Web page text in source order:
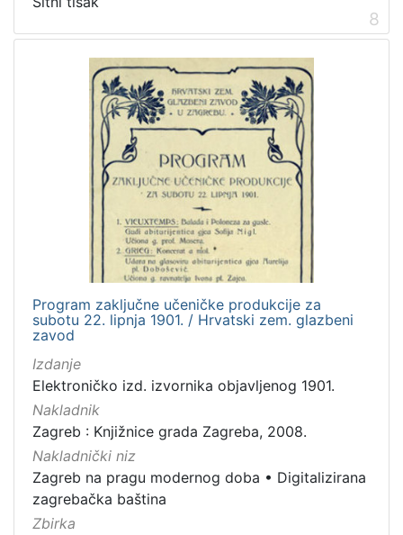
8
Program zaključne učeničke produkcije za
subotu 22. lipnja 1901. / Hrvatski zem. glazbeni
zavod
Izdanje
Elektroničko izd. izvornika objavljenog 1901.
Nakladnik
Zagreb : Knjižnice grada Zagreba, 2008.
Nakladnički niz
Zagreb na pragu modernog doba • Digitalizirana
zagrebačka baština
Zbirka